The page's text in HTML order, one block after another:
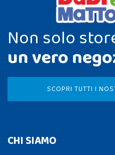
Non solo
un vero
SCOPRI TUTTI I
CHI SIAMO